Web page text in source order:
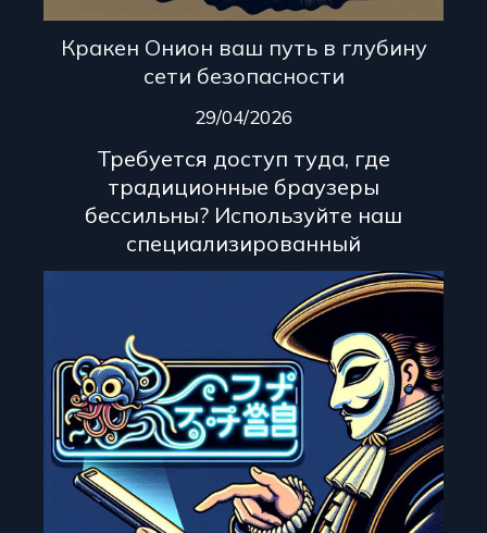
Кракен Онион ваш путь в глубину
сети безопасности
29/04/2026
Требуется доступ туда, где
традиционные браузеры
бессильны? Используйте наш
специализированный